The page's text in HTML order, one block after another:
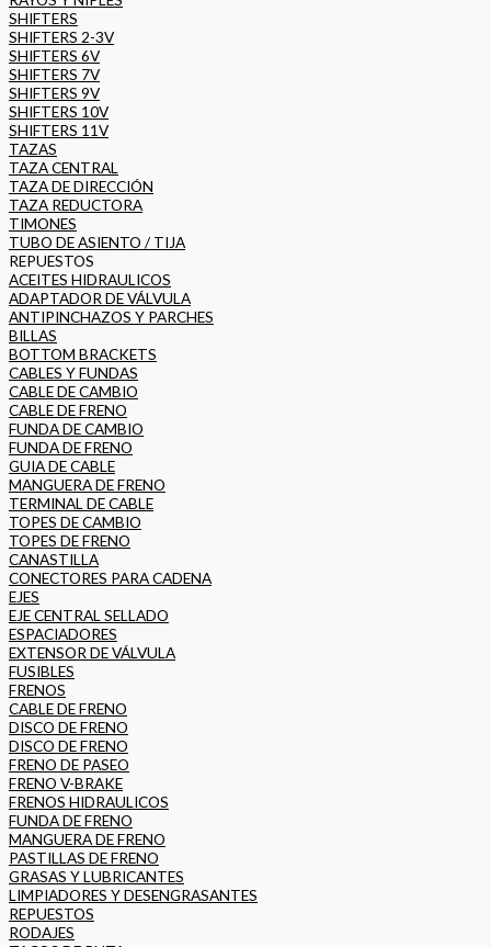
SHIFTERS
SHIFTERS 2-3V
SHIFTERS 6V
SHIFTERS 7V
SHIFTERS 9V
SHIFTERS 10V
SHIFTERS 11V
TAZAS
TAZA CENTRAL
TAZA DE DIRECCIÓN
TAZA REDUCTORA
TIMONES
TUBO DE ASIENTO / TIJA
REPUESTOS
ACEITES HIDRAULICOS
ADAPTADOR DE VÁLVULA
ANTIPINCHAZOS Y PARCHES
BILLAS
BOTTOM BRACKETS
CABLES Y FUNDAS
CABLE DE CAMBIO
CABLE DE FRENO
FUNDA DE CAMBIO
FUNDA DE FRENO
GUIA DE CABLE
MANGUERA DE FRENO
TERMINAL DE CABLE
TOPES DE CAMBIO
TOPES DE FRENO
CANASTILLA
CONECTORES PARA CADENA
EJES
EJE CENTRAL SELLADO
ESPACIADORES
EXTENSOR DE VÁLVULA
FUSIBLES
FRENOS
CABLE DE FRENO
DISCO DE FRENO
DISCO DE FRENO
FRENO DE PASEO
FRENO V-BRAKE
FRENOS HIDRAULICOS
FUNDA DE FRENO
MANGUERA DE FRENO
PASTILLAS DE FRENO
GRASAS Y LUBRICANTES
LIMPIADORES Y DESENGRASANTES
REPUESTOS
RODAJES